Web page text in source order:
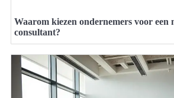
Waarom kiezen ondernemers voor een
consultant?